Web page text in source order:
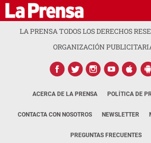
LA PRENSA TODOS LOS DERECHOS
ORGANIZACIÓN
ACERCA DE LA PRENSA POLÍTICA DE
CONTACTA CON NOSOTROS NEWSLETTER
PREGUNTAS FRECUENTES